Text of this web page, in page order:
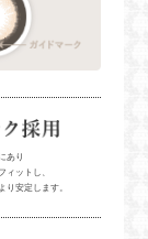
あり
ィットし、
り安定します。